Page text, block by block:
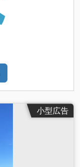
小型広告